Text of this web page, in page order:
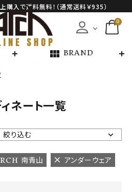
入で送料無料！（通常送料￥935）
0
view_module BRAND
ネート一覧
絞り込む
南青山 アンダーウェア